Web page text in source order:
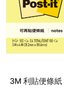
3M 利貼便條